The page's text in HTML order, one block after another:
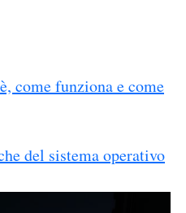
come funziona e come
del sistema operativo